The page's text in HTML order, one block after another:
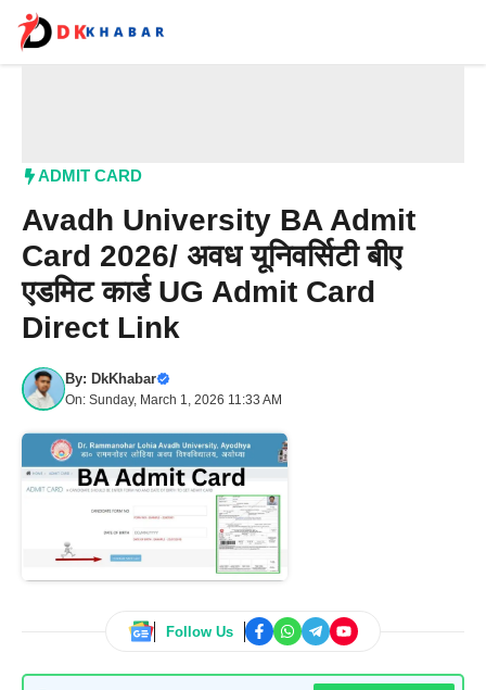
content
ADMIT CARD
Avadh University BA Admit
Card 2026/ अवध यूनिवर्सिटी बीए
एडमिट कार्ड UG Admit Card
Direct Link
By: DkKhabar
On: Sunday, March 1, 2026 11:33 AM
Follow Us